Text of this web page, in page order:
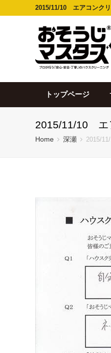
2015/11/10 エアコンク
トップページ
2015/11/10 エ
Home 深瀬 2015/